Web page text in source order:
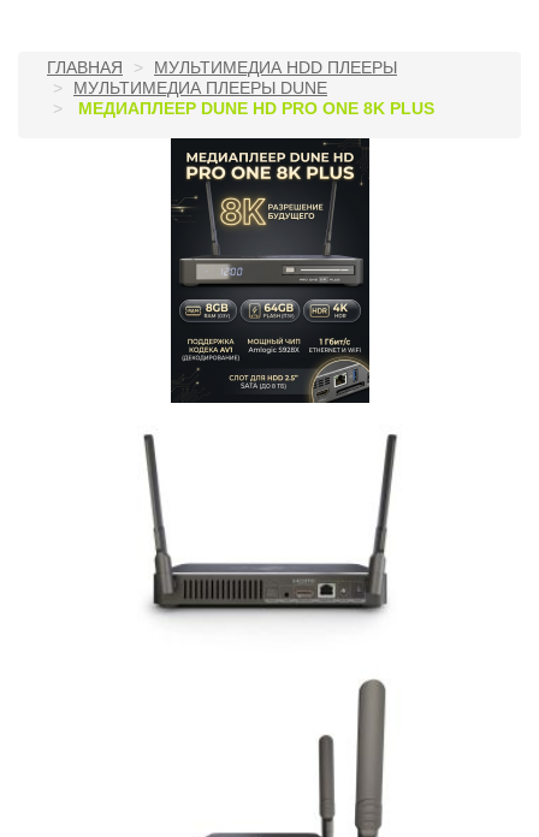
ГЛАВНАЯ
МУЛЬТИМЕДИА HDD ПЛЕЕРЫ
МУЛЬТИМЕДИА ПЛЕЕРЫ DUNE
МЕДИАПЛЕЕР DUNE HD PRO ONE 8K PLUS